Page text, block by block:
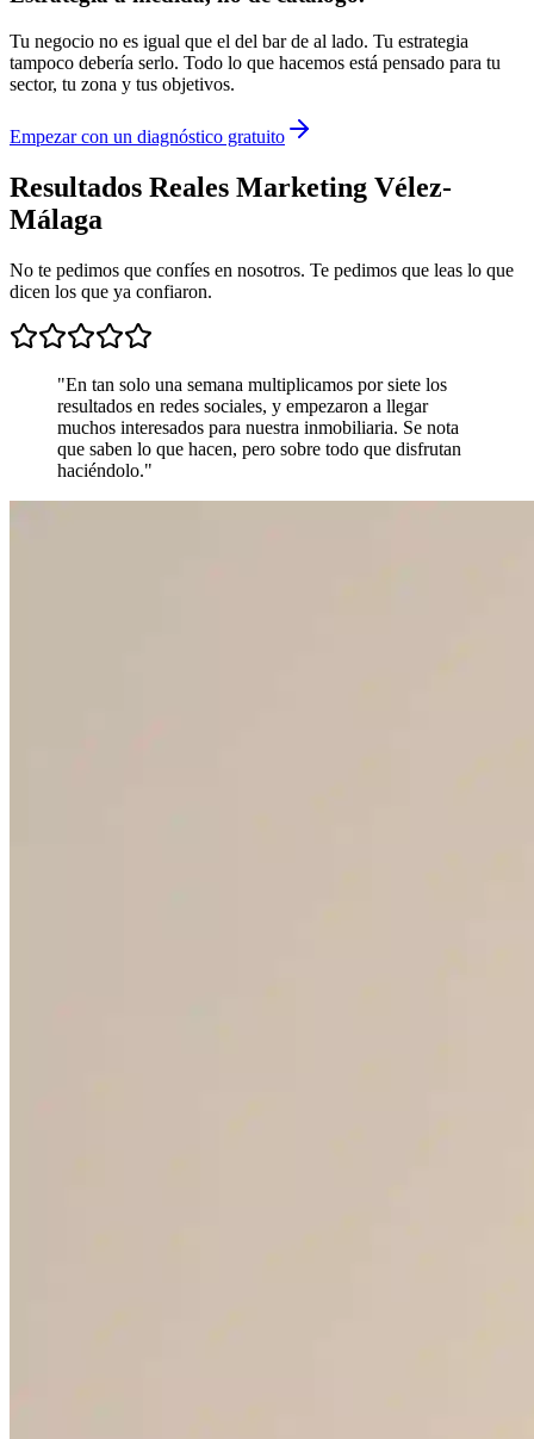
Tu negocio no es igual que el del bar de al lado. Tu estrategia
tampoco debería serlo. Todo lo que hacemos está pensado para tu
sector, tu zona y tus objetivos.
Empezar con un diagnóstico gratuito
Resultados Reales Marketing Vélez-
Málaga
No te pedimos que confíes en nosotros. Te pedimos que leas lo que
dicen los que ya confiaron.
"En tan solo una semana multiplicamos por siete los
resultados en redes sociales, y empezaron a llegar
muchos interesados para nuestra inmobiliaria. Se nota
que saben lo que hacen, pero sobre todo que disfrutan
haciéndolo."